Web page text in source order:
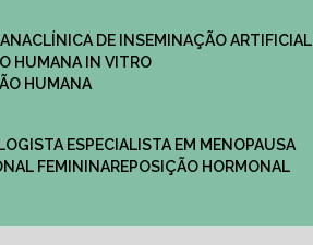
CLÍNICA DE INSEMINAÇÃO ARTIFICIAL
HUMANA IN VITRO
HUMANA
ESPECIALISTA EM MENOPAUSA
FEMININA
REPOSIÇÃO HORMONAL